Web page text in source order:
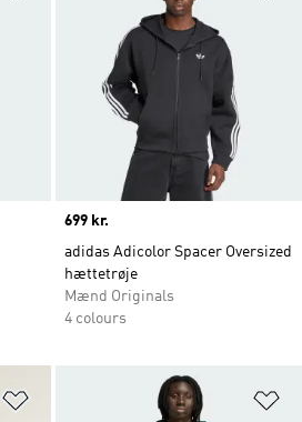
Price
699 kr.
adidas Adicolor Spacer Oversized
hættetrøje
Mænd Originals
4 colours
Føj til ønskeliste